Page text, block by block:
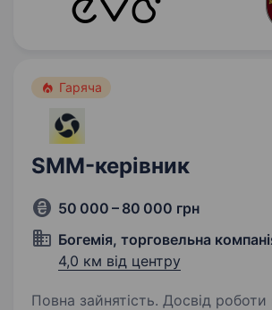
Гаряча
SMM-керівник
50 000 – 80 000 грн
Богемія, торговельна
4,0 км від центру
Повна зайнятість. Досвід роботи